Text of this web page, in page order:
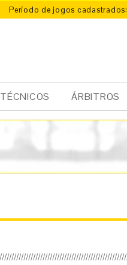
Período de jogos cadastrados:
TÉCNICOS ÁRBITROS